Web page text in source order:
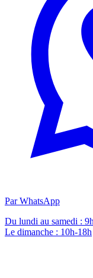
Par WhatsApp
Du lundi au samedi :
Le dimanche : 10h-18h